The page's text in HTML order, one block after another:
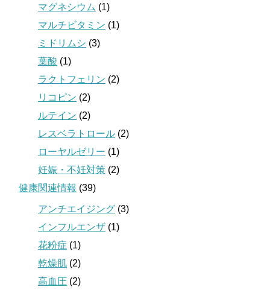
マグネシウム (1)
マルチビタミン (1)
ミドリムシ (3)
葉酸 (1)
ラクトフェリン (2)
リコピン (2)
ルテイン (2)
レスベラトロール (2)
ローヤルゼリー (1)
妊娠・不妊対策 (2)
健康関連情報 (39)
アンチエイジング (3)
インフルエンザ (1)
花粉症 (1)
乾燥肌 (2)
高血圧 (2)